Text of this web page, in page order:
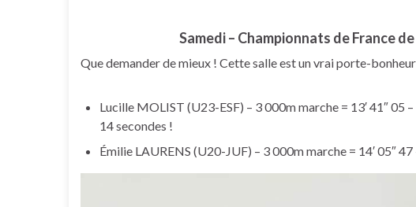
Samedi – Championnats de France
Que demander de mieux ! Cette salle est un vrai porte-
Lucille MOLIST (U23-ESF) – 3 000m marche = 13′ 41″ 05
14 secondes !
Émilie LAURENS (U20-JUF) – 3 000m marche = 14′ 05″ 47